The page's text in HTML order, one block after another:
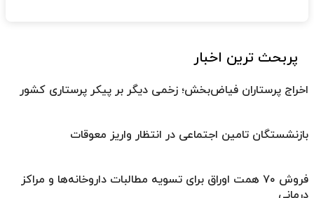
پربحث ترین اخبار
اخراج پرستاران فیاض‌بخش؛ زخمی دیگر بر پیکر پرستاری کشور
بازنشستگان تامین اجتماعی در انتظار واریز معوقات
فروش ۷۰ همت اوراق برای تسویه مطالبات داروخانه‌ها و مراکز